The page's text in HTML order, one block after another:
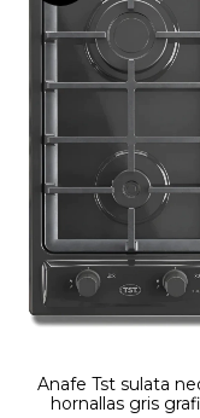
Anafe Tst sulata
hornallas gris